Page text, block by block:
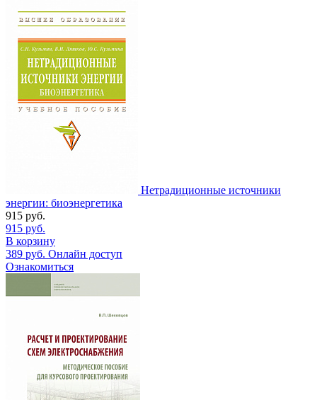
Нетрадиционные источники
энергии: биоэнергетика
915 руб.
915 руб.
В корзину
389 руб. Онлайн доступ
Ознакомиться